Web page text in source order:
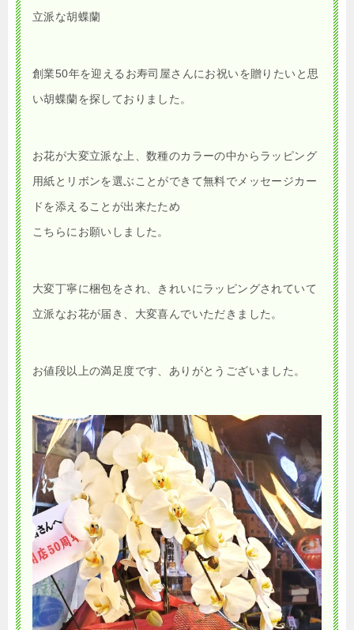
立派な胡蝶蘭
創業50年を迎えるお寿司屋さんにお祝いを贈りたいと思
い胡蝶蘭を探しておりました。
お花が大変立派な上、数種のカラーの中からラッピング
用紙とリボンを選ぶことができて無料でメッセージカー
ドを添えることが出来たため
こちらにお願いしました。
大変丁寧に梱包をされ、きれいにラッピングされていて
立派なお花が届き、大変喜んでいただきました。
お値段以上の満足度です、ありがとうございました。